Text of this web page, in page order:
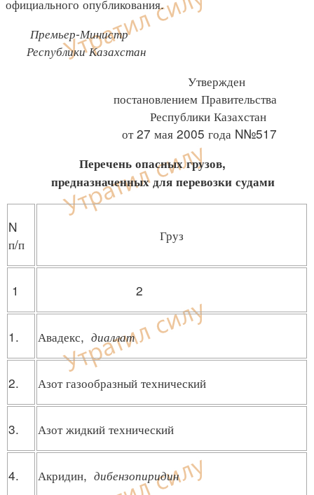
официального опубликования.
Премьер-Министр
Республики Казахстан
Утвержден
постановлением Правительства
Республики Казахстан
от 27 мая 2005 года N№517
Перечень опасных грузов,
предназначенных для перевозки судами
N
п/п
Груз
1 2
1. Авадекс, диаллат
2. Азот газообразный технический
3. Азот жидкий технический
4. Акридин, дибензопиридин